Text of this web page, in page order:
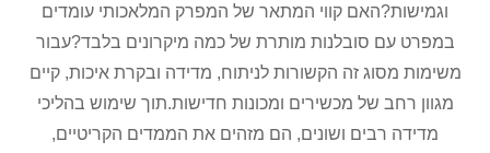
וגמישות?האם קווי המתאר של המפרק המלאכותי עומדים
במפרט עם סובלנות מותרת של כמה מיקרונים בלבד?עבור
משימות מסוג זה הקשורות לניתוח, מדידה ובקרת איכות, קיים
מגוון רחב של מכשירים ומכונות חדישות.תוך שימוש בהליכי
מדידה רבים ושונים, הם מזהים את הממדים הקריטיים,